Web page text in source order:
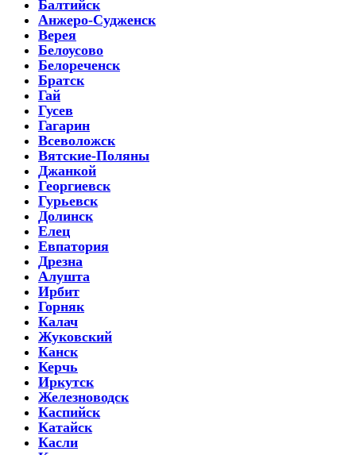
Балтийск
Анжеро-Судженск
Верея
Белоусово
Белореченск
Братск
Гай
Гусев
Гагарин
Всеволожск
Вятские-Поляны
Джанкой
Георгиевск
Гурьевск
Долинск
Елец
Евпатория
Дрезна
Алушта
Ирбит
Горняк
Калач
Жуковский
Канск
Керчь
Иркутск
Железноводск
Каспийск
Катайск
Касли